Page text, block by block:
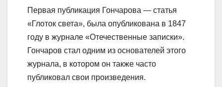
Первая публикация Гончарова — статья
«Глоток света», была опубликована в 1847
году в журнале «Отечественные записки».
Гончаров стал одним из основателей этого
журнала, в котором он также часто
публиковал свои произведения.